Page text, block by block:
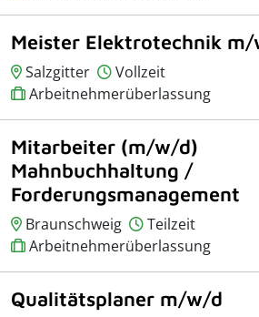
Meister Elektrotechnik
Salzgitter
Vollzeit
Arbeitnehmerüberlassung
Mitarbeiter (m/w/d)
Mahnbuchhaltung /
Forderungsmanagement
Braunschweig
Teilzeit
Arbeitnehmerüberlassung
Qualitätsplaner m/w/d